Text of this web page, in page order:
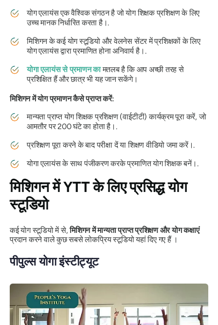
योग एलायंस एक वैश्विक संगठन है जो योग शिक्षक प्रशिक्षण के लिए
उच्च मानक निर्धारित करता है।.
मिशिगन के कई योग स्टूडियो और वेलनेस सेंटर में प्रशिक्षकों के लिए
योग एलायंस द्वारा प्रमाणित होना अनिवार्य है।.
योगा एलायंस से प्रमाणन कामतलब है कि आप अच्छी तरह से
प्रशिक्षित हैं और छात्र भी यह जान सकेंगे।
मिशिगन में योग प्रमाणन कैसे प्राप्त करें:
मान्यता प्राप्त योग शिक्षक प्रशिक्षण (वाईटीटी) कार्यक्रम पूरा करें, जो
आमतौर पर 200 घंटे का होता है।.
प्रशिक्षण पूरा करने के बाद परीक्षा दें या शिक्षण वीडियो जमा करें।.
योगा एलायंस के साथ पंजीकरण करके प्रमाणित योग शिक्षक बनें।.
मिशिगन में YTT के लिए प्रसिद्ध योग
स्टूडियो
कई योग स्टूडियो में से,मिशिगन में मान्यता प्राप्त प्रशिक्षण और योग कक्षाएं
प्रदान करने वाले कुछ सबसे लोकप्रिय स्टूडियो यहां दिए गए हैं ।
पीपुल्स योगा इंस्टीट्यूट